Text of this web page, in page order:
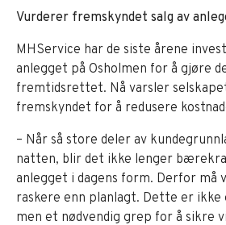
Vurderer fremskyndet salg av
MHService har de siste årene
anlegget på Osholmen for å gjøre
fremtidsrettet. Nå varsler
fremskyndet for å redusere
– Når så store deler av
natten, blir det ikke lenger
anlegget i dagens form. Derfor må
raskere enn planlagt. Dette er ikke
men et nødvendig grep for å sikre